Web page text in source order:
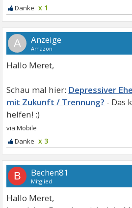
x 1
A
Hallo Meret,
Depressiver
mit Zukunft / Trennung?
x 3
B Bechen81
Mitglied
Hallo Meret,